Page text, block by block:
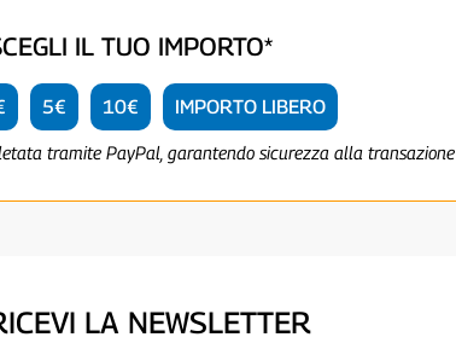
IL TUO IMPORTO*
5€ 10€ IMPORTO LIBERO
tramite PayPal, garantendo sicurezza alla transazione
LA NEWSLETTER